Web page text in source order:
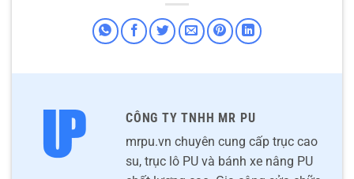
CÔNG TY TNHH MR PU
mrpu.vn chuyên cung cấp trục cao
su, trục lô PU và bánh xe nâng PU